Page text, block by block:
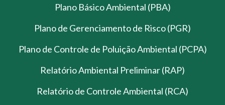
Plano Básico Ambiental (PBA)
Plano de Gerenciamento de Risco (PGR)
Plano de Controle de Poluição Ambiental (PCPA)
Relatório Ambiental Preliminar (RAP)
Relatório de Controle Ambiental (RCA)